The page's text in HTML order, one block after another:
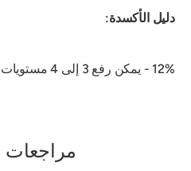
دليل الأكسدة:
12% - يمكن رفع 3 إلى 4 مستويات من الشعر
مراجعات